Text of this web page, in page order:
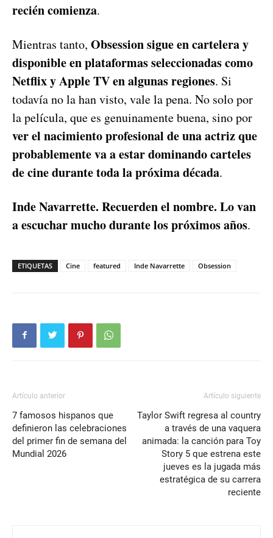
recién comienza.
Mientras tanto, Obsession sigue en cartelera y
disponible en plataformas seleccionadas como
Netflix y Apple TV en algunas regiones. Si
todavía no la han visto, vale la pena. No solo por
la película, que es genuinamente buena, sino por
ver el nacimiento profesional de una actriz que
probablemente va a estar dominando carteles
de cine durante toda la próxima década.
Inde Navarrette. Recuerden el nombre. Lo van
a escuchar mucho durante los próximos años.
ETIQUETAS Cine featured Inde Navarrette Obsession
Artículo anterior
7 famosos hispanos que
definieron las celebraciones
del primer fin de semana del
Mundial 2026
Artículo siguiente
Taylor Swift regresa al country
a través de una vaquera
animada: la canción para Toy
Story 5 que estrena este
jueves es la jugada más
estratégica de su carrera
reciente